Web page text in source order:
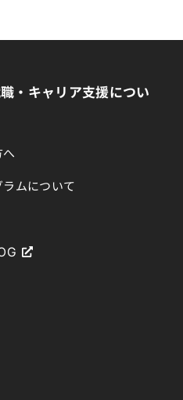
・キャリア支援につい
へ
ムについて